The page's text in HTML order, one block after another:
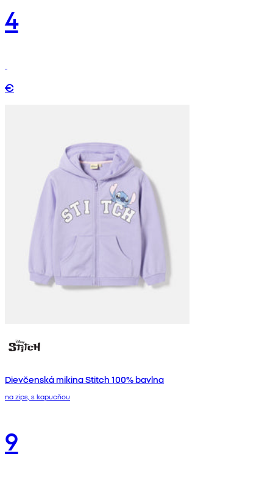
4
€
Dievčenská mikina Stitch 100% bavlna
na zips, s kapucňou
9